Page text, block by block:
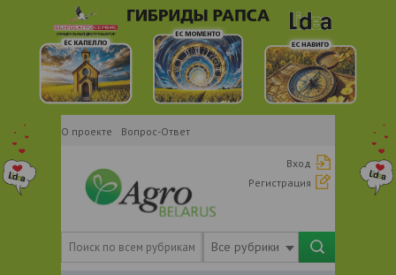
О проекте Вопрос-Ответ
Вход
Регистрация
Все рубрики